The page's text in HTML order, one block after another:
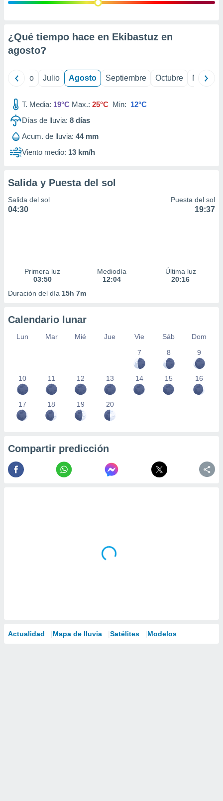
e
mediante
de
1199
¿Qué tiempo hace en Ekibastuz en
agosto?
Junio Julio Agosto Septiembre Octubre
T. Media: 19°C Max.: 25°C Min: 12°C
Días de lluvia: 8 días
Acum. de lluvia: 44 mm
Viento medio: 13 km/h
Salida y Puesta del sol
Salida del sol
04:30
Puesta del sol
19:37
Primera luz
03:50
Mediodía
12:04
Última luz
20:16
Duración del día 15h 7m
Calendario lunar
Lun Mar Mié Jue Vie Sáb
Dom
7
8 9
10 11 12 13 14 15 16
17 18 19 20
Compartir predicción
Actualidad Mapa de lluvia Satélites Modelos